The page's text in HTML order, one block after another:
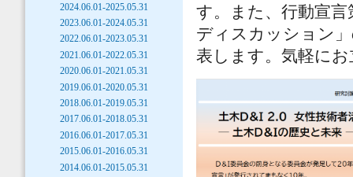
2024.06.01-2025.05.31
2023.06.01-2024.05.31
2022.06.01-2023.05.31
2021.06.01-2022.05.31
2020.06.01-2021.05.31
2019.06.01-2020.05.31
2018.06.01-2019.05.31
2017.06.01-2018.05.31
2016.06.01-2017.05.31
2015.06.01-2016.05.31
2014.06.01-2015.05.31
す。また、行動宣
ディスカッション
表します。気軽に